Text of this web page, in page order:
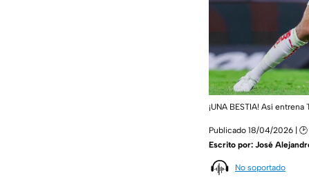
¡UNA BESTIA! Así
Publicado 18/04/2026 | 🕑
Escrito por: José
No soportado